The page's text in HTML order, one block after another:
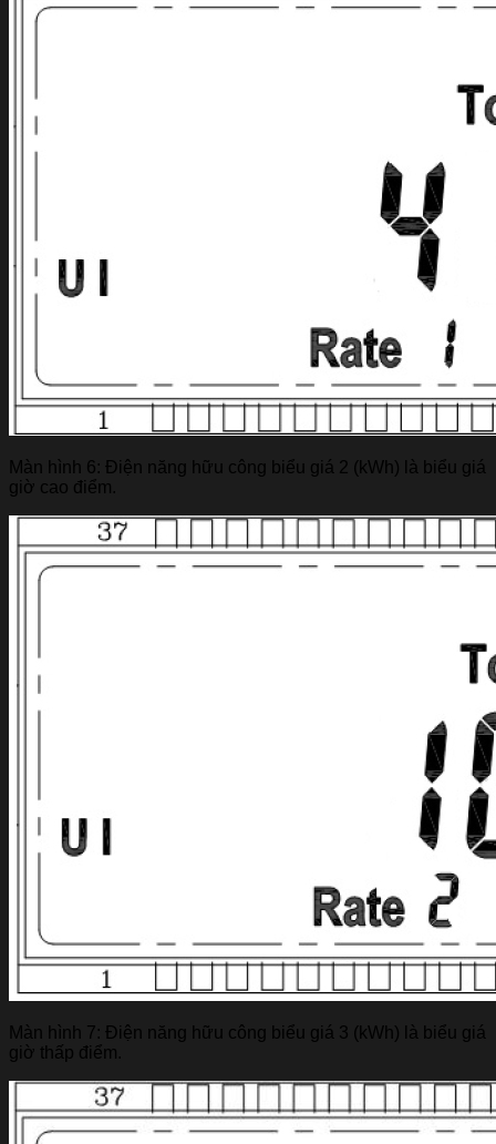
Màn hình 6: Điện năng hữu công biểu giá 2 (kWh) là biểu giá
giờ cao điểm.
Màn hình 7: Điện năng hữu công biểu giá 3 (kWh) là biểu giá
giờ thấp điểm.